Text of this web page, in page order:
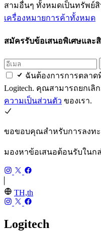
สามอื่นๆ ทั้งหมดเป็นทรัพย์สิ
เครื่องหมายการค้าทั้งหมด
สมัครรับข้อเสนอพิเศษแล
ฉันต้องการการตลาด
Logitech. คุณสามารถยกเลิ
ความเป็นส่วนตัว ของเรา.
ขอขอบคุณสำหรับการลงทะ
มองหาข้อเสนอต้อนรับใน
TH,th
Logitech